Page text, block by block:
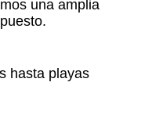
una amplia
hasta playas